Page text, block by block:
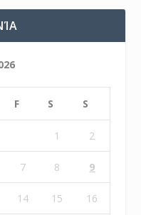
F S S
1 2
7 8 9
14 15 16